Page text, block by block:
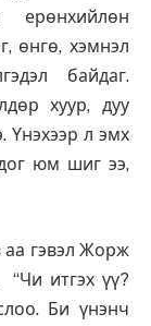
ерөнхийлөн
өнгө, хэмнэл
байдаг.
хуур, дуу
Үнэхээр л эмх
юм шиг ээ,
гэвэл Жорж
итгэх үү?
Би үнэнч